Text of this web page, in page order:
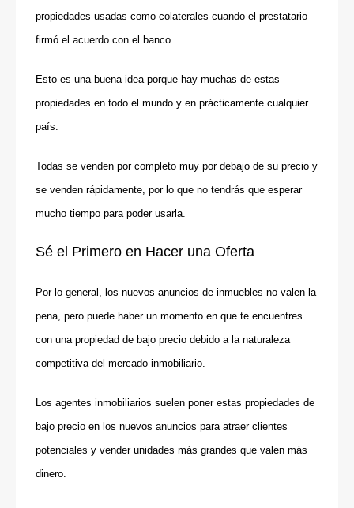
propiedades usadas como colaterales cuando el prestatario
firmó el acuerdo con el banco.
Esto es una buena idea porque hay muchas de estas
propiedades en todo el mundo y en prácticamente cualquier
país.
Todas se venden por completo muy por debajo de su precio y
se venden rápidamente, por lo que no tendrás que esperar
mucho tiempo para poder usarla.
Sé el Primero en Hacer una Oferta
Por lo general, los nuevos anuncios de inmuebles no valen la
pena, pero puede haber un momento en que te encuentres
con una propiedad de bajo precio debido a la naturaleza
competitiva del mercado inmobiliario.
Los agentes inmobiliarios suelen poner estas propiedades de
bajo precio en los nuevos anuncios para atraer clientes
potenciales y vender unidades más grandes que valen más
dinero.